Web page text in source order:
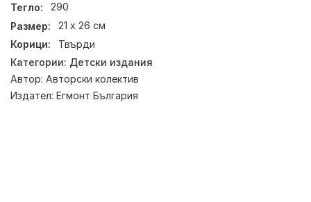
Тегло:
290
Размер:
21 х 26 см
Корици:
Твърди
Категории: Детски издания
Автор: Авторски колектив
Издател: Егмонт България